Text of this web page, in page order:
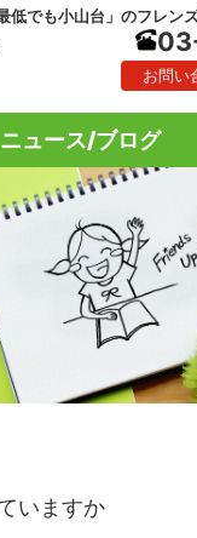
低でも小山台」のフレン
お問い
ニュース/ブログ
いますか